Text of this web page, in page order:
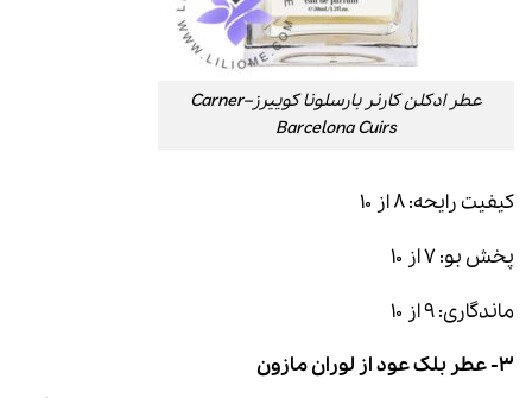
عطر ادکلن کارنر بارسلونا کوییرز–Carner
Barcelona Cuirs
کیفیت رایحه: ۸ از ۱۰
پخش بو: ۷ از ۱۰
ماندگاری: ۹ از ۱۰
۳- عطر بلک عوداز لوران مازون